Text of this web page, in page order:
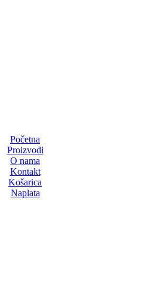
Početna
Proizvodi
O nama
Kontakt
Košarica
Naplata